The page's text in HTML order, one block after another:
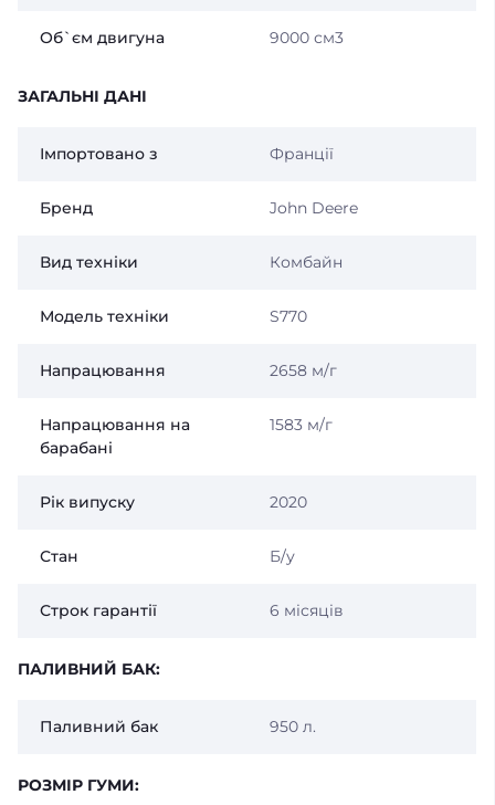
Об`єм двигуна 9000 см3
ЗАГАЛЬНІ ДАНІ
Імпортовано з Франції
Бренд John Deere
Вид техніки Комбайн
Модель технiки S770
Напрацювання 2658 м/г
Напрацювання на
барабанi
1583 м/г
Рік випуску 2020
Стан Б/у
Строк гарантії 6 місяців
ПАЛИВНИЙ БАК:
Паливний бак 950 л.
РОЗМІР ГУМИ: